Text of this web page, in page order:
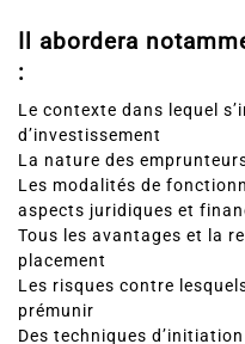
Il abordera
:
Le contexte dans lequel
d’investissement
La nature des
Les modalités de
aspects juridiques et
Tous les avantages et la
placement
Les risques contre
prémunir
Des techniques